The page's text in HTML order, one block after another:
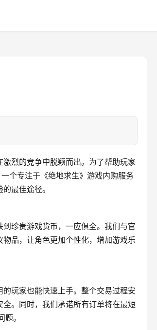
烈的竞争中脱颖而出。为了帮助玩家
个专注于《绝地求生》游戏内购服务
最佳途径。
珍贵游戏货币，一应俱全。我们与官
品，让角色更加个性化，增加游戏乐
玩家也能快速上手。整个交易过程安
。同时，我们承诺所有订单将在最短
。